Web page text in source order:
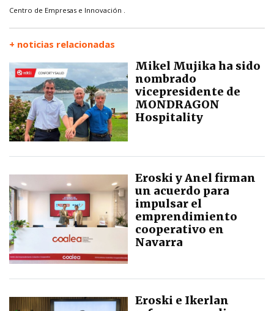
Centro de Empresas e Innovación .
+ noticias relacionadas
Mikel Mujika ha sido
nombrado
vicepresidente de
MONDRAGON
Hospitality
Eroski y Anel firman
un acuerdo para
impulsar el
emprendimiento
cooperativo en
Navarra
Eroski e Ikerlan